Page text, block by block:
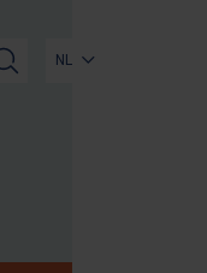
NL